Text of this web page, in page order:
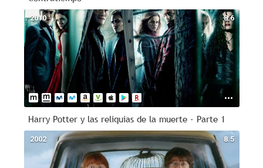
8.6
2010
Harry Potter y las reliquias de la muerte - Parte 1
8.5
2002